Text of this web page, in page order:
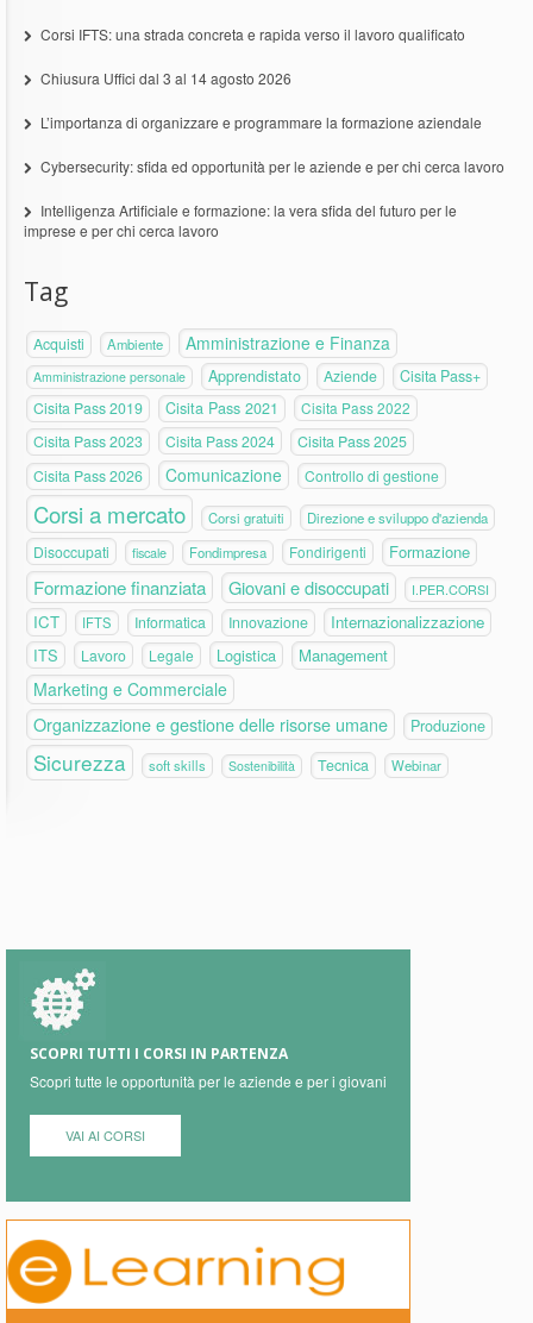
Corsi IFTS: una strada concreta e rapida verso il lavoro qualificato
Chiusura Uffici dal 3 al 14 agosto 2026
L’importanza di organizzare e programmare la formazione aziendale
Cybersecurity: sfida ed opportunità per le aziende e per chi cerca lavoro
Intelligenza Artificiale e formazione: la vera sfida del futuro per le
imprese e per chi cerca lavoro
Tag
Acquisti Ambiente Amministrazione e Finanza
Amministrazione personale Apprendistato Aziende
Cisita Pass+
Cisita Pass 2019
Cisita Pass 2021 Cisita Pass 2022
Cisita Pass 2023 Cisita Pass 2024
Cisita Pass 2025
Cisita Pass 2026
Comunicazione Controllo di gestione
Corsi a mercato Corsi gratuiti Direzione e sviluppo d'azienda
Disoccupati fiscale Fondimpresa Fondirigenti Formazione
Formazione finanziata Giovani e disoccupati I.PER.CORSI
ICT IFTS Informatica Innovazione
Internazionalizzazione
ITS
Lavoro Legale Logistica Management
Marketing e Commerciale
Organizzazione e gestione delle risorse umane Produzione
Sicurezza soft skills Sostenibilità Tecnica Webinar
SCOPRI TUTTI I CORSI IN PARTENZA
Scopri tutte le opportunità per le aziende e per i giovani
VAI AI CORSI